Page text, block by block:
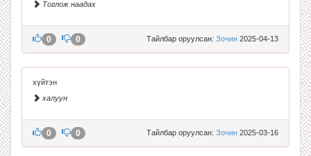
Тоглож наадах
Тайлбар оруулсан: Зочин 2025-04-13
0 0
хүйтэн
халуун
Тайлбар оруулсан: Зочин 2025-03-16
0 0